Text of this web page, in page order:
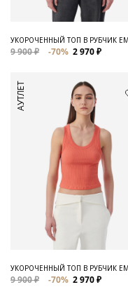
УКОРОЧЕННЫЙ ТОП В РУБЧИК
9 900 ₽ -70% 2 970 ₽
АУТЛЕТ
УКОРОЧЕННЫЙ ТОП В РУБЧИК
9 900 ₽ -70% 2 970 ₽